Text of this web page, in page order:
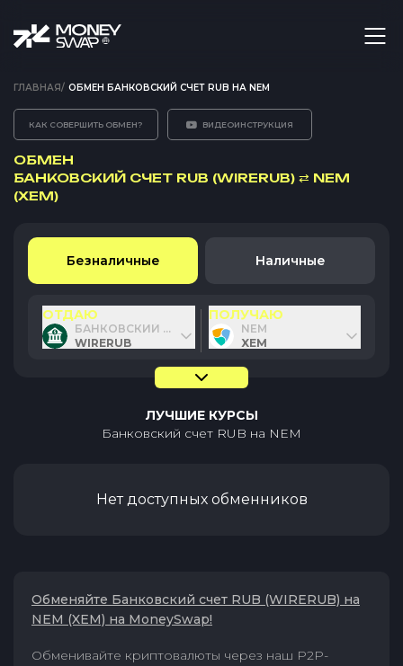
ГЛАВНАЯ/ ОБМЕН БАНКОВСКИЙ СЧЕТ RUB НА NEM
КАК СОВЕРШИТЬ ОБМЕН? ВИДЕОИНСТРУКЦИЯ
ОБМЕН
БАНКОВСКИЙ СЧЕТ RUB (WIRERUB) ⇄ NEM
(XEM)
Безналичные Наличные
ОТДАЮ
БАНКОВСКИЙ СЧЕТ RUB
WIRERUB
ПОЛУЧАЮ
NEM
XEM
ЛУЧШИЕ КУРСЫ
Банковский счет RUB на NEM
Нет доступных обменников
Обменяйте Банковский счет RUB (WIRERUB) на
NEM (XEM) на MoneySwap!
Обменивайте криптовалюты через наш P2P-